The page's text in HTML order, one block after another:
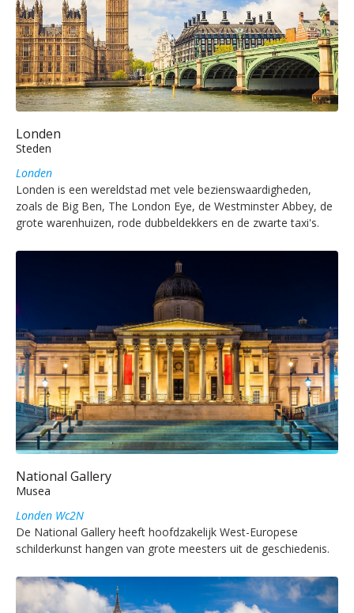
Londen
Steden
Londen
Londen is een wereldstad met vele bezienswaardigheden,
zoals de Big Ben, The London Eye, de Westminster Abbey, de
grote warenhuizen, rode dubbeldekkers en de zwarte taxi's.
National Gallery
Musea
Londen Wc2N
De National Gallery heeft hoofdzakelijk West-Europese
schilderkunst hangen van grote meesters uit de geschiedenis.